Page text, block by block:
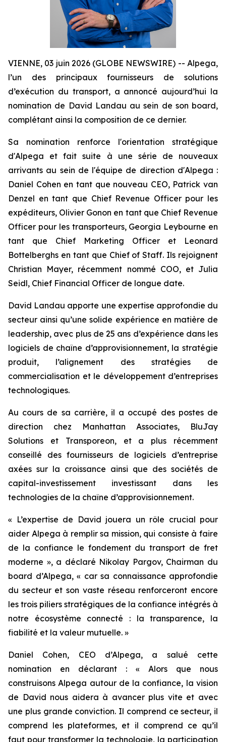
VIENNE, 03 juin 2026 (GLOBE NEWSWIRE) -- Alpega,
l’un des principaux fournisseurs de solutions
d’exécution du transport, a annoncé aujourd’hui la
nomination de David Landau au sein de son board,
complétant ainsi la composition de ce dernier.
Sa nomination renforce l'orientation stratégique
d'Alpega et fait suite à une série de nouveaux
arrivants au sein de l'équipe de direction d'Alpega :
Daniel Cohen en tant que nouveau CEO, Patrick van
Denzel en tant que Chief Revenue Officer pour les
expéditeurs, Olivier Gonon en tant que Chief Revenue
Officer pour les transporteurs, Georgia Leybourne en
tant que Chief Marketing Officer et Leonard
Bottelberghs en tant que Chief of Staff. Ils rejoignent
Christian Mayer, récemment nommé COO, et Julia
Seidl, Chief Financial Officer de longue date.
David Landau apporte une expertise approfondie du
secteur ainsi qu’une solide expérience en matière de
leadership, avec plus de 25 ans d’expérience dans les
logiciels de chaîne d’approvisionnement, la stratégie
produit, l’alignement des stratégies de
commercialisation et le développement d’entreprises
technologiques.
Au cours de sa carrière, il a occupé des postes de
direction chez Manhattan Associates, BluJay
Solutions et Transporeon, et a plus récemment
conseillé des fournisseurs de logiciels d’entreprise
axées sur la croissance ainsi que des sociétés de
capital-investissement investissant dans les
technologies de la chaîne d’approvisionnement.
« L’expertise de David jouera un rôle crucial pour
aider Alpega à remplir sa mission, qui consiste à faire
de la confiance le fondement du transport de fret
moderne », a déclaré Nikolay Pargov, Chairman du
board d’Alpega, « car sa connaissance approfondie
du secteur et son vaste réseau renforceront encore
les trois piliers stratégiques de la confiance intégrés à
notre écosystème connecté : la transparence, la
fiabilité et la valeur mutuelle. »
Daniel Cohen, CEO d’Alpega, a salué cette
nomination en déclarant : « Alors que nous
construisons Alpega autour de la confiance, la vision
de David nous aidera à avancer plus vite et avec
une plus grande conviction. Il comprend ce secteur, il
comprend les plateformes, et il comprend ce qu’il
faut pour transformer la technologie, la participation